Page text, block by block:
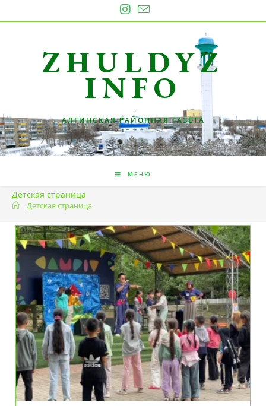
к
ZHULDYZ
INFO
АЛГИНСКАЯ РАЙОННАЯ ГАЗЕТА
МЕНЮ
Детская страница
Детская страница